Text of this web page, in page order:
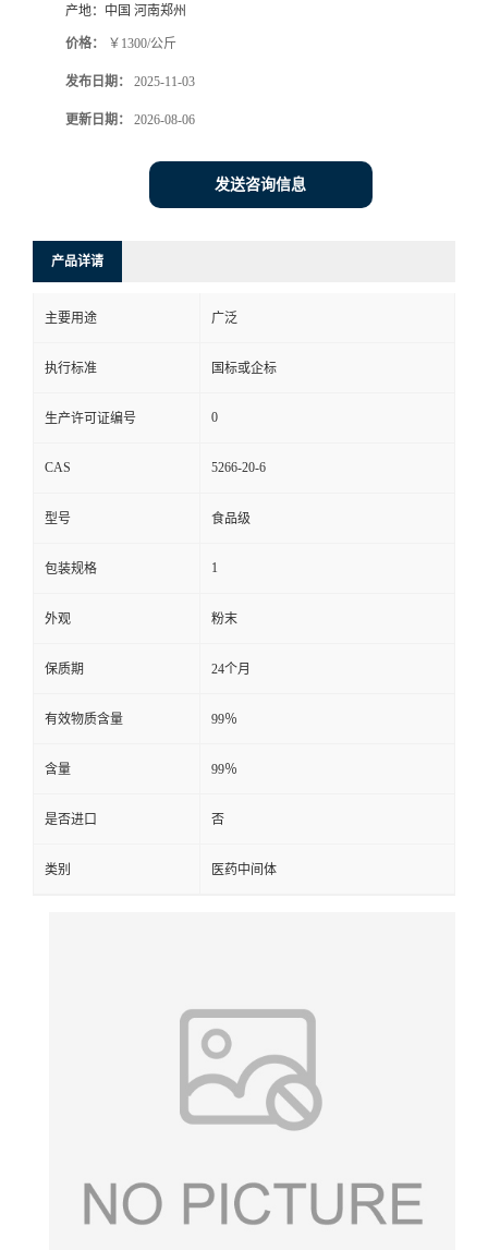
产地： 中国 河南郑州
价格： ￥1300/公斤
发布日期： 2025-11-03
更新日期： 2026-08-06
发送咨询信息
产品详请
主要用途 广泛
执行标准 国标或企标
生产许可证编号 0
CAS 5266-20-6
型号 食品级
包装规格 1
外观 粉末
保质期 24个月
有效物质含量 99％
含量 99％
是否进口 否
类别 医药中间体